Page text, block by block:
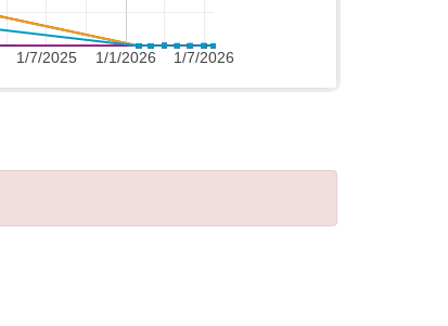
1/1/2026
1/7/2025 1/7/2026